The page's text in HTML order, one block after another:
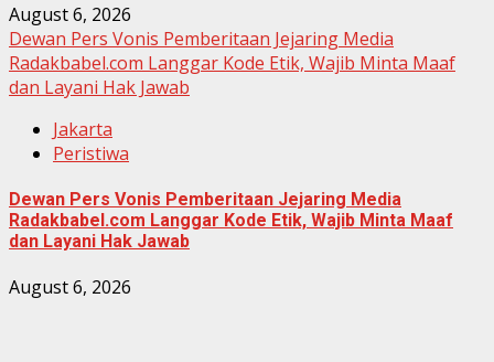
August 6, 2026
Dewan Pers Vonis Pemberitaan Jejaring Media
Radakbabel.com Langgar Kode Etik, Wajib Minta Maaf
dan Layani Hak Jawab
Jakarta
Peristiwa
Dewan Pers Vonis Pemberitaan Jejaring Media
Radakbabel.com Langgar Kode Etik, Wajib Minta Maaf
dan Layani Hak Jawab
August 6, 2026